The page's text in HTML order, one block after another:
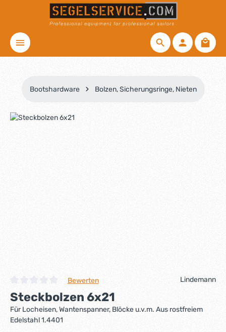
Zum Hauptinhalt springen
Bootshardware Bolzen, Sicherungsringe, Nieten
Bildergalerie überspringen
Durchschnittliche Bewertung von 0 von 5 Sternen
Bewerten Lindemann
Steckbolzen 6x21
Für Locheisen, Wantenspanner, Blöcke u.v.m. Aus rostfreiem
Edelstahl 1.4401